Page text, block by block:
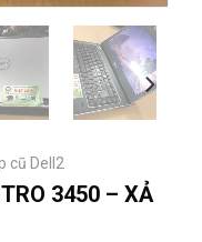
cũ Dell2
3450 – XẢ